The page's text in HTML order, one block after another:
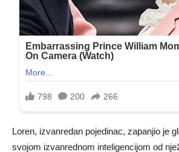
Loren, izvanredan pojedinac, zapanjio je
svojom izvanrednom inteligencijom od